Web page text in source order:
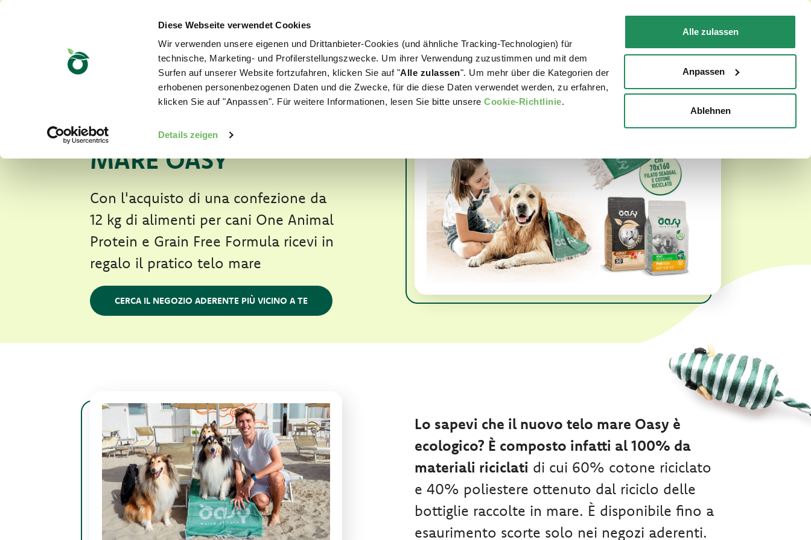
Diese Webseite verwendet Cookies
Wir verwenden unsere eigenen und Drittanbieter-Cookies (und ähnliche Tracking-Technologien) für
technische, Marketing- und Profilerstellungszwecke. Um ihrer Verwendung zuzustimmen und mit dem
Surfen auf unserer Website fortzufahren, klicken Sie auf "Alle zulassen". Um mehr über die Kategorien der
erhobenen personenbezogenen Daten und die Zwecke, für die diese Daten verwendet werden, zu erfahren,
klicken Sie auf "Anpassen". Für weitere Informationen, lesen Sie bitte unsereCookie-Richtlinie.
Details zeigen
Alle zulassen
Anpassen
Ablehnen
Kontakt
WORLD OF LOVE FÜR IHREN HUND FÜR IHRE KATZE WO ZU KAUFEN
SCOPRI COME AVERE
IN OMAGGIO IL TELO
MARE OASY
Con l'acquisto di una confezione da
12 kg di alimenti per cani One Animal
Protein e Grain Free Formula ricevi in
regalo il pratico telo mare
CERCA IL NEGOZIO ADERENTE PIÙ VICINO A TE
Lo sapevi che il nuovo telo mare Oasy è
ecologico? È composto infatti al 100% da
materiali riciclati di cui 60% cotone riciclato
e 40% poliestere ottenuto dal riciclo delle
bottiglie raccolte in mare. È disponibile fino a
esaurimento scorte solo nei negozi aderenti.